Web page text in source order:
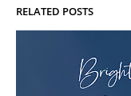
RELATED POSTS